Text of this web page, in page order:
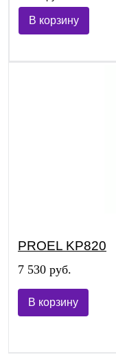
В корзину
PROEL KP820
7 530 руб.
В корзину